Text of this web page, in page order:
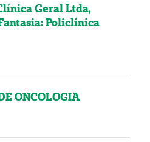
Geral Ltda,
Policlínica
ONCOLOGIA